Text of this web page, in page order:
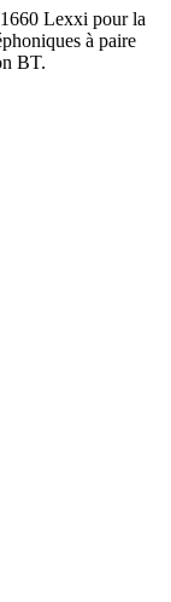
Lexxi pour la
à paire
BT.